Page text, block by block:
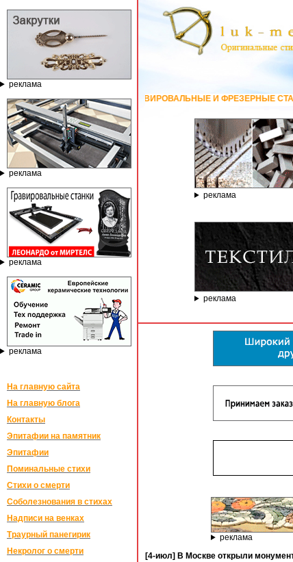
реклама
реклама
реклама
реклама
На главную сайта
На главную блога
Контакты
Эпитафии на памятник
Эпитафии
Поминальные стихи
Стихи о смерти
Соболезнования в стихах
Надписи на венках
Траурный панегирик
Некролог о смерти
ГРАВИРОВАЛЬНЫЕ И ФРЕЗЕРНЫЕ СТАНКИ ПО КАМНЮ ОТ
реклама
реклама
реклама
[4-июл] В Москве открыли